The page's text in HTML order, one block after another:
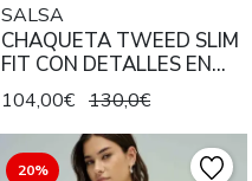
SALSA
CHAQUETA TWEED SLIM
FIT CON DETALLES EN
DENIM AZUL
104,00€ 130,0€
20%